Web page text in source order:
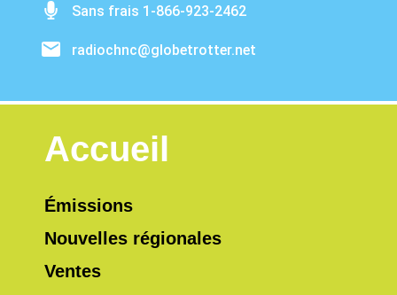
Sans frais 1-866-923-2462
radiochnc@globetrotter.net
Accueil
Émissions
Nouvelles régionales
Ventes